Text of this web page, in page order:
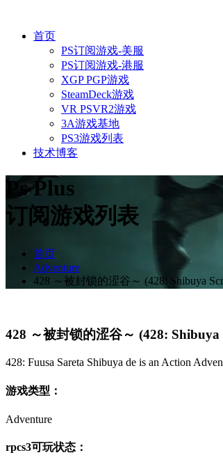
首页
PS订阅游戏-美服
PS订阅游戏-港服
XGP PGP游戏
SteamDeck游戏
VR PSVR2游戏
3A游戏基地
PS3游戏列表
技术博客
Ps Plus
订阅游戏列表
首页
Adventure
428 ～被封锁的涩谷～ (428: Shibuya
428 ～被封锁的涩谷～ (428: Shibuya
428: Fuusa Sareta Shibuya de is an Action
游戏类型：
Adventure
rpcs3可玩状态：